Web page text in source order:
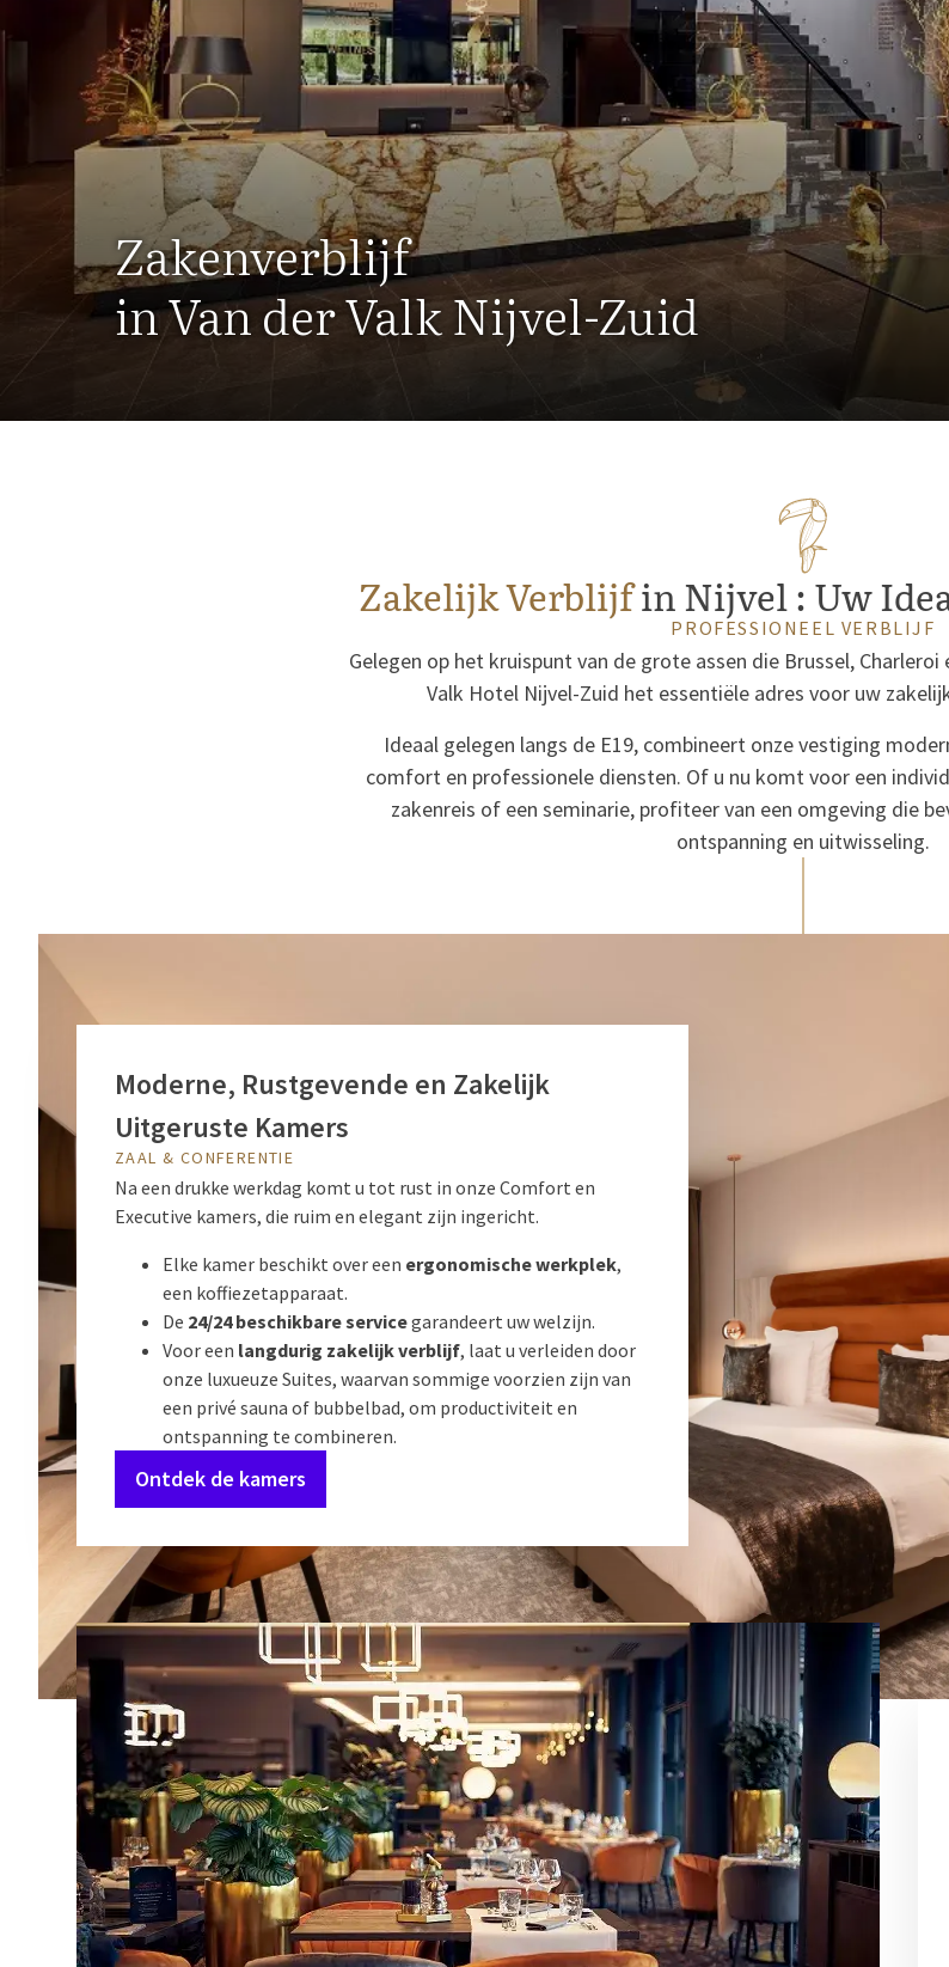
Zakenverblijf
in Van der Valk Nijvel-Zuid
Zakelijk Verblijfin Nijvel : Uw
PROFESSIONEEL VERBLIJF
Gelegen op het kruispunt van de grote assen die Brussel,
Valk Hotel Nijvel-Zuid het essentiële adres voor uw
Ideaal gelegen langs de E19, combineert onze vestiging
comfort en professionele diensten. Of u nu komt voor een
zakenreis of een seminarie, profiteer van een omgeving die
ontspanning en uitwisseling.
Moderne, Rustgevende en Zakelijk
Uitgeruste Kamers
ZAAL & CONFERENTIE
Na een drukke werkdag komt u tot rust in onze Comfort en
Executive kamers, die ruim en elegant zijn ingericht.
Elke kamer beschikt over een ergonomische werkplek,
een koffiezetapparaat.
De 24/24 beschikbare servicegarandeert uw welzijn.
Voor een langdurig zakelijk verblijf, laat u verleiden door
onze luxueuze Suites, waarvan sommige voorzien zijn van
een privé sauna of bubbelbad, om productiviteit en
ontspanning te combineren.
Ontdek de kamers